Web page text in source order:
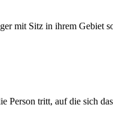
mit Sitz in ihrem Gebiet
Person tritt, auf die sich